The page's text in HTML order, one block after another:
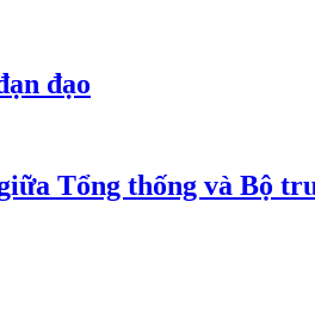
đạo
Tổng thống và Bộ